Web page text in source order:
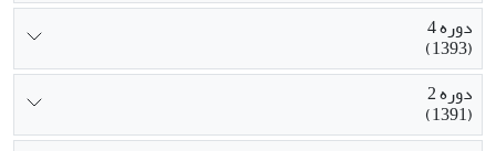
دوره 4
(1393)
دوره 2
(1391)